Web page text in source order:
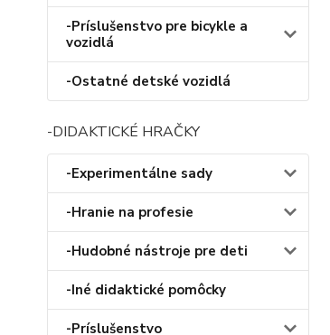
-Príslušenstvo pre bicykle a
vozidlá
-Ostatné detské vozidlá
-DIDAKTICKÉ HRAČKY
-Experimentálne sady
-Hranie na profesie
-Hudobné nástroje pre deti
-Iné didaktické pomôcky
-Príslušenstvo